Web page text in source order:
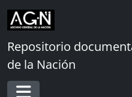
Skip to main content
Repositorio
de la Nación